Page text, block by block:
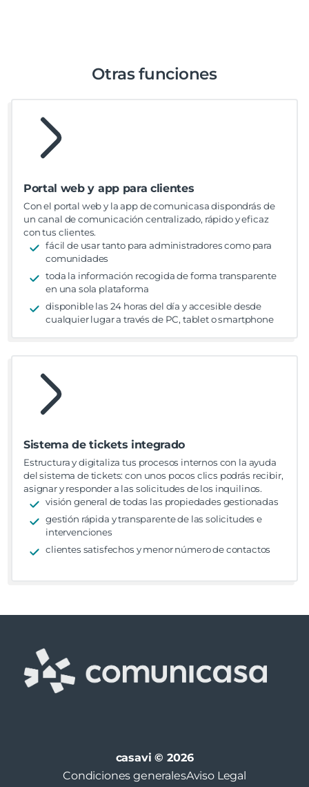
Otras funciones
Portal web y app para clientes
Con el portal web y la app de comunicasa dispondrás de
un canal de comunicación centralizado, rápido y eficaz
con tus clientes.
fácil de usar tanto para administradores como para
comunidades
toda la información recogida de forma transparente
en una sola plataforma
disponible las 24 horas del día y accesible desde
cualquier lugar a través de PC, tablet o smartphone
Sistema de tickets integrado
Estructura y digitaliza tus procesos internos con la ayuda
del sistema de tickets: con unos pocos clics podrás recibir,
asignar y responder a las solicitudes de los inquilinos.
visión general de todas las propiedades gestionadas
gestión rápida y transparente de las solicitudes e
intervenciones
clientes satisfechos y menor número de contactos
casavi © 2026
Condiciones generalesAviso Legal